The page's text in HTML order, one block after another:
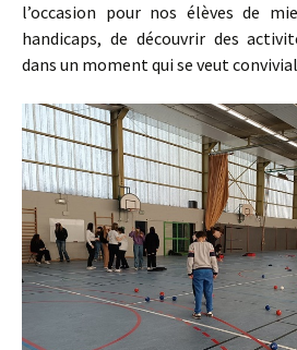
l’occasion pour nos élèves de
handicaps, de découvrir des
dans un moment qui se veut